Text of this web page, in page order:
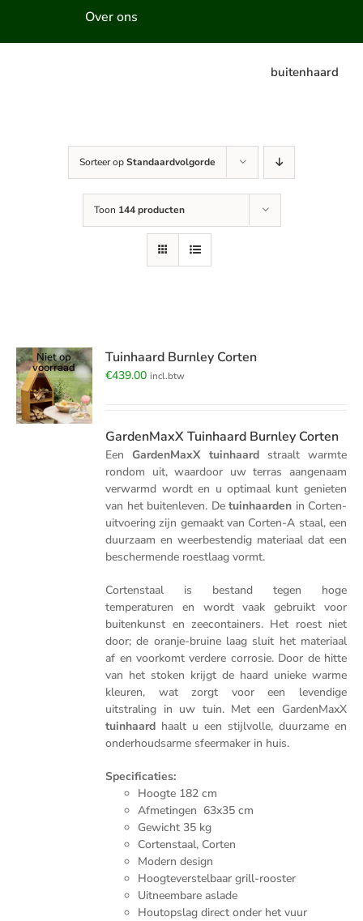
Over ons
buitenhaard
Sorteer opStandaardvolgorde
Toon 144 producten
Niet op
voorraad
Tuinhaard Burnley Corten
€439.00 incl.btw
GardenMaxX Tuinhaard Burnley Corten
EenGardenMaxX tuinhaardstraalt warmte
rondom uit, waardoor uw terras aangenaam
verwarmd wordt en u optimaal kunt genieten
van het buitenleven. Detuinhaarden in Corten-
uitvoering zijn gemaakt van Corten-A staal, een
duurzaam en weerbestendig materiaal dat een
beschermende roestlaag vormt.
Cortenstaal is bestand tegen hoge
temperaturen en wordt vaak gebruikt voor
buitenkunst en zeecontainers. Het roest niet
door; de oranje-bruine laag sluit het materiaal
af en voorkomt verdere corrosie. Door de hitte
van het stoken krijgt de haard unieke warme
kleuren, wat zorgt voor een levendige
uitstraling in uw tuin. Met een GardenMaxX
tuinhaard haalt u een stijlvolle, duurzame en
onderhoudsarme sfeermaker in huis.
Specificaties:
Hoogte 182 cm
Afmetingen 63x35 cm
Gewicht 35 kg
Cortenstaal, Corten
Modern design
Hoogteverstelbaar grill-rooster
Uitneembare aslade
Houtopslag direct onder het vuur